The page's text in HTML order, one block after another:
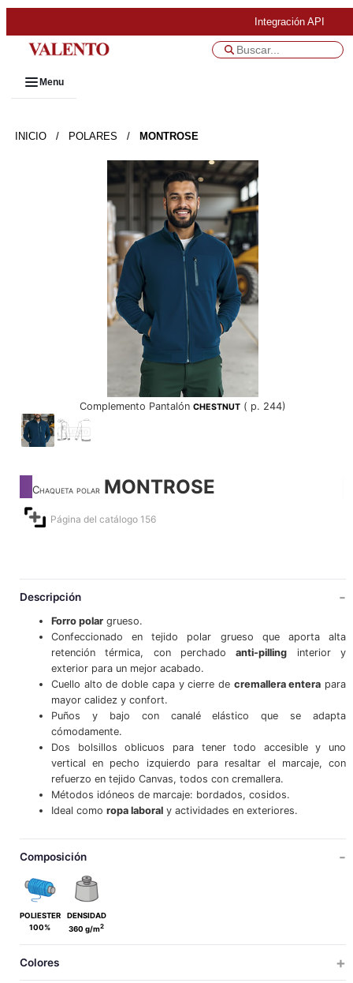
Integración API
Menu
INICIO / POLARES / MONTROSE
Complemento Pantalón CHESTNUT ( p. 244)
Chaqueta polar MONTROSE
Página del catálogo 156
Descripción
Forro polargrueso.
Confeccionado en tejido polar grueso que aporta alta
retención térmica, con perchadoanti-pilling interior y
exterior para un mejor acabado.
Cuello alto de doble capa y cierre de cremallera entera para
mayor calidez y confort.
Puños y bajo con canalé elástico que se adapta
cómodamente.
Dos bolsillos oblicuos para tener todo accesible y uno
vertical en pecho izquierdo para resaltar el marcaje, con
refuerzo en tejido Canvas, todos con cremallera.
Métodos idóneos de marcaje: bordados, cosidos.
Ideal como ropa laboraly actividades en exteriores.
Composición
POLIESTER
100%
DENSIDAD
360 g/m2
Colores